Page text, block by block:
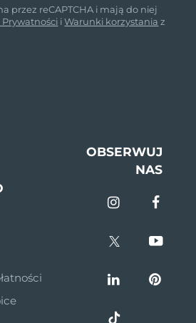
przez reCAPTCHA i mają do niej
Prywatności iWarunki korzystania z
OBSERWUJ
NAS